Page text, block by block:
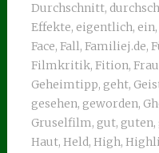
Durchschnitt,
Effekte, eigentlich, ein,
Face, Fall, Familiej.de,
Filmkritik, Fition,
Geheimtipp, geht,
gesehen, geworden,
Gruselfilm, gut, guten,
Haut, Held, High,